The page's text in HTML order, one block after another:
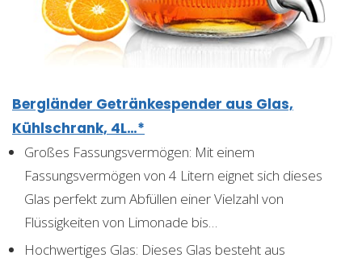
Bergländer Getränkespender aus Glas,
Kühlschrank, 4L…*
Großes Fassungsvermögen: Mit einem
Fassungsvermögen von 4 Litern eignet sich dieses
Glas perfekt zum Abfüllen einer Vielzahl von
Flüssigkeiten von Limonade bis…
Hochwertiges Glas: Dieses Glas besteht aus